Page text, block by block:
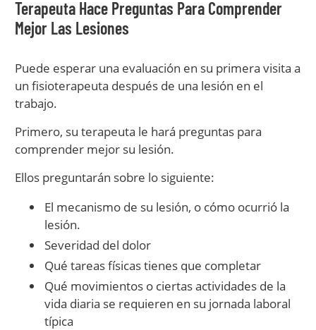
Terapeuta Hace Preguntas Para Comprender
Mejor Las Lesiones
Puede esperar una evaluación en su primera visita a
un fisioterapeuta después de una lesión en el
trabajo.
Primero, su terapeuta le hará preguntas para
comprender mejor su lesión.
Ellos preguntarán sobre lo siguiente:
El mecanismo de su lesión, o cómo ocurrió la
lesión.
Severidad del dolor
Qué tareas físicas tienes que completar
Qué movimientos o ciertas actividades de la
vida diaria se requieren en su jornada laboral
típica